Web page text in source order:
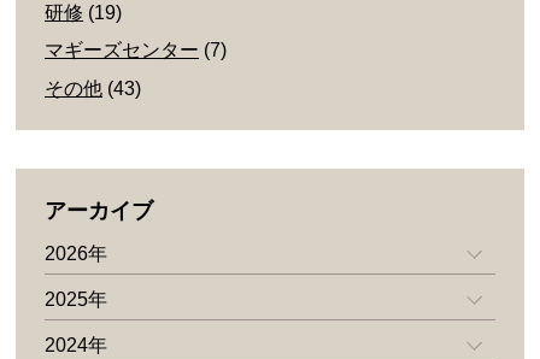
研修 (19)
マギーズセンター (7)
その他 (43)
アーカイブ
2026年
2025年
2024年